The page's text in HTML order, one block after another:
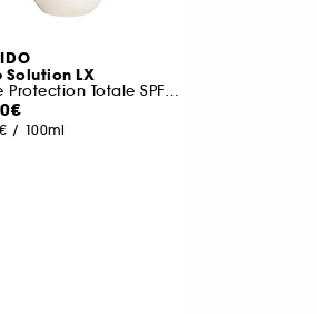
Solution LX
Crème Protection Totale SPF 30
/ 100ml